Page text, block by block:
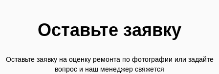
Оставьте заявку
Оставьте заявку на оценку ремонта по фотографии или задайте
вопрос и наш менеджер свяжется